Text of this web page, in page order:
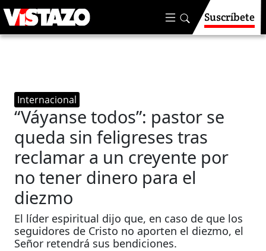
Suscríbete
Internacional
“Váyanse todos”: pastor se
queda sin feligreses tras
reclamar a un creyente por
no tener dinero para el
diezmo
El líder espiritual dijo que, en caso de que los
seguidores de Cristo no aporten el diezmo, el
Señor retendrá sus bendiciones.